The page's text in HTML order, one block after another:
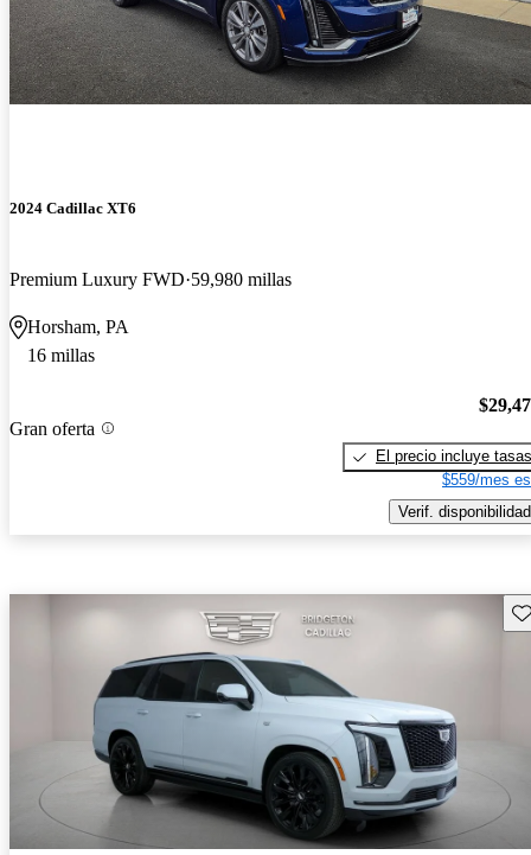
2024 Cadillac XT6
Premium Luxury FWD 59,980 millas
Horsham, PA
16 millas
Gran oferta
El precio incluye tasas
$559/mes
Verif. disponibilidad